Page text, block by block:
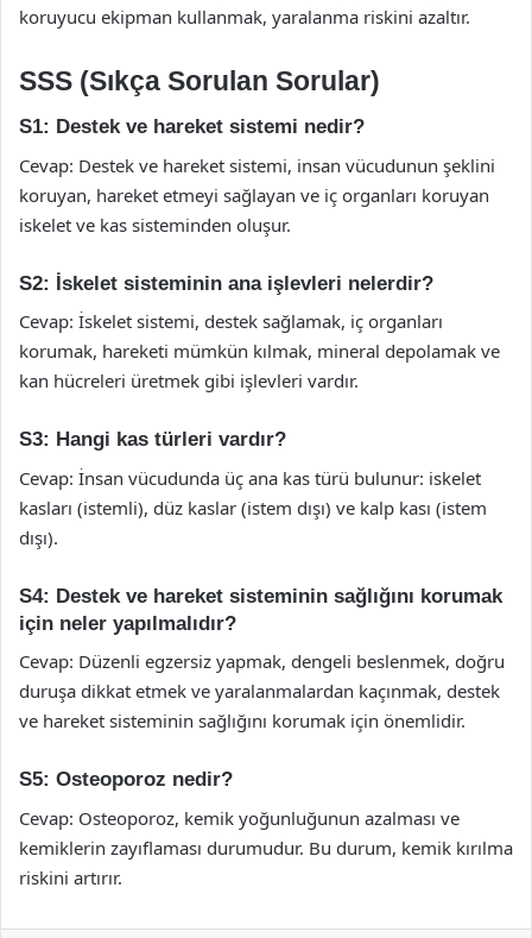
koruyucu ekipman kullanmak, yaralanma riskini azaltır.
SSS (Sıkça Sorulan Sorular)
S1: Destek ve hareket sistemi nedir?
Cevap: Destek ve hareket sistemi, insan vücudunun şeklini
koruyan, hareket etmeyi sağlayan ve iç organları koruyan
iskelet ve kas sisteminden oluşur.
S2: İskelet sisteminin ana işlevleri nelerdir?
Cevap: İskelet sistemi, destek sağlamak, iç organları
korumak, hareketi mümkün kılmak, mineral depolamak ve
kan hücreleri üretmek gibi işlevleri vardır.
S3: Hangi kas türleri vardır?
Cevap: İnsan vücudunda üç ana kas türü bulunur: iskelet
kasları (istemli), düz kaslar (istem dışı) ve kalp kası (istem
dışı).
S4: Destek ve hareket sisteminin sağlığını korumak
için neler yapılmalıdır?
Cevap: Düzenli egzersiz yapmak, dengeli beslenmek, doğru
duruşa dikkat etmek ve yaralanmalardan kaçınmak, destek
ve hareket sisteminin sağlığını korumak için önemlidir.
S5: Osteoporoz nedir?
Cevap: Osteoporoz, kemik yoğunluğunun azalması ve
kemiklerin zayıflaması durumudur. Bu durum, kemik kırılma
riskini artırır.